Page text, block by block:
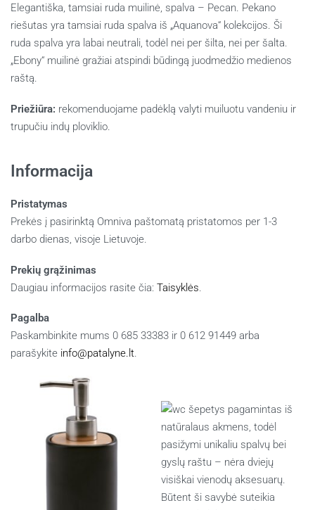
Elegantiška, tamsiai ruda muilinė, spalva – Pecan. Pekano
riešutas yra tamsiai ruda spalva iš „Aquanova“ kolekcijos. Ši
ruda spalva yra labai neutrali, todėl nei per šilta, nei per šalta.
„Ebony“ muilinė gražiai atspindi būdingą juodmedžio medienos
raštą.
Priežiūra: rekomenduojame padėklą valyti muiluotu vandeniu ir
trupučiu indų ploviklio.
Informacija
Pristatymas
Prekės į pasirinktą Omniva paštomatą pristatomos per 1-3
darbo dienas, visoje Lietuvoje.
Prekių grąžinimas
Daugiau informacijos rasite čia: Taisyklės
Pagalba
Paskambinkite mums 0 685 33383 ir 0 612 91449 arba
parašykite info@patalyne.lt.
Panašūs produktai